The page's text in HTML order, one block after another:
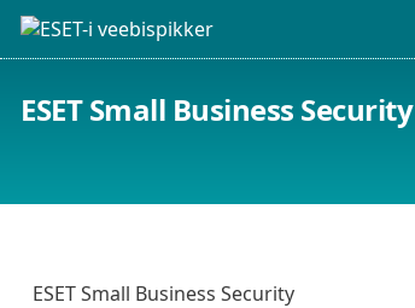
ESET Small Business Security